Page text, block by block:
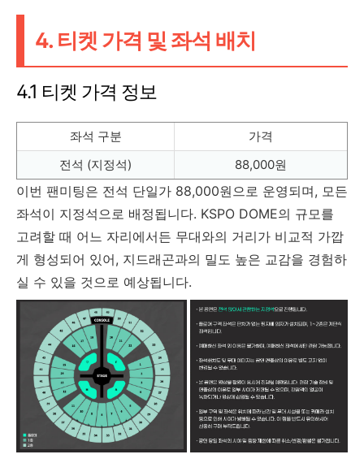
4. 티켓 가격 및 좌석 배치
4.1 티켓 가격 정보
좌석 구분
가격
전석 (지정석)
88,000원
이번 팬미팅은 전석 단일가 88,000원으로 운영되며, 모든
좌석이 지정석으로 배정됩니다. KSPO DOME의 규모를
고려할 때 어느 자리에서든 무대와의 거리가 비교적 가깝
게 형성되어 있어, 지드래곤과의 밀도 높은 교감을 경험하
실 수 있을 것으로 예상됩니다.